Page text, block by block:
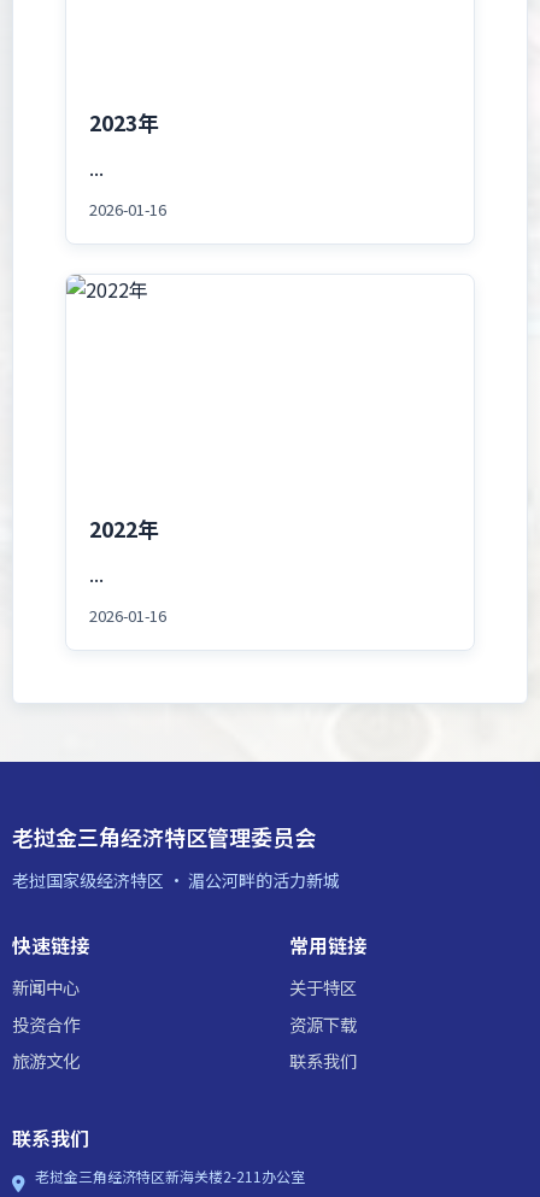
2023年
...
2026-01-16
2022年
...
2026-01-16
老挝金三角经济特区管理委员会
老挝国家级经济特区 · 湄公河畔的活力新城
快速链接
新闻中心
投资合作
旅游文化
常用链接
关于特区
资源下载
联系我们
联系我们
老挝金三角经济特区新海关楼2-211办公室